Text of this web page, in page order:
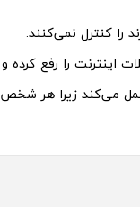
را کنترل نمی‌کنند.
اینترنت را رفع کرده و
‌عمل می‌کند زیرا هر شخص